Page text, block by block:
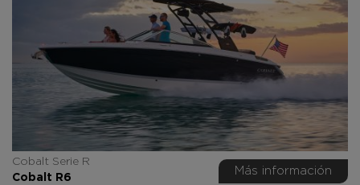
Cobalt Serie R
Cobalt R6
Más información